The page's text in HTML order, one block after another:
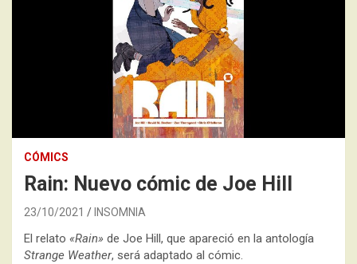
CÓMICS
Rain: Nuevo cómic de Joe Hill
23/10/2021 INSOMNIA
El relato «Rain» de Joe Hill, que apareció en la antología
Strange Weather, será adaptado al cómic.